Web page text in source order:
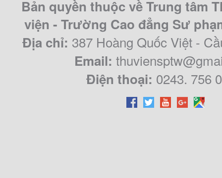
CAO ĐẲNG SƯ PHẠM TRUNG
QUY KHÓA 2021 – 2024
Bản quyền thuộc về Trung tâm
viện - Trường Cao đẳng Sư
Địa chỉ: 387 Hoàng Quốc Việt -
Email:
Điện thoại: 0243. 756